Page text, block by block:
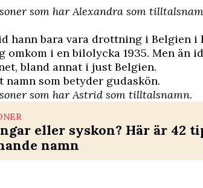
som har Alexandra som
hann bara vara drottning i Belgien i
omkom i en bilolycka 1935. Men än
bland annat i just Belgien.
som betyder gudaskön.
som har Astrid som tilltalsnamn.
eller syskon? Här är 42
namn